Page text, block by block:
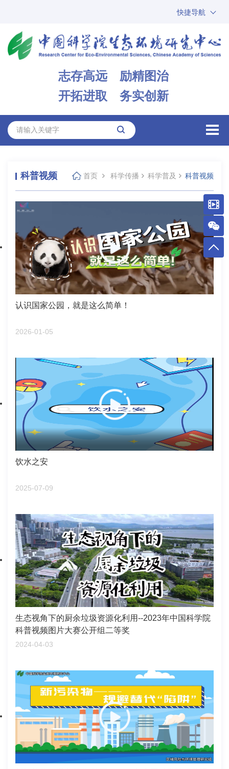
快捷导航
ARP
邮箱
志存高远 励精图治
开拓进取 务实创新
科普视频 首页 科学传播 科学普及 科普视频
认识国家公园，就是这么简单！
2026-01-05
饮水之安
2025-07-09
生态视角下的厨余垃圾资源化利用--2023年中国科学院
科普视频图片大赛公开组二等奖
2024-04-03